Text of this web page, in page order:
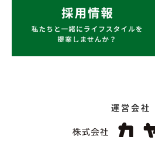
運営会社